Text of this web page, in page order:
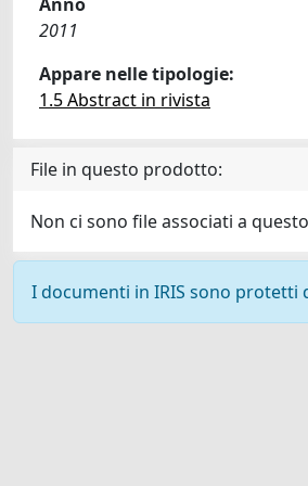
2011
Appare nelle tipologie:
1.5 Abstract in rivista
File in questo prodotto:
Non ci sono file associati a
I documenti in IRIS sono